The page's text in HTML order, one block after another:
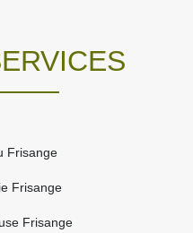
Frisange
Frisange
Frisange